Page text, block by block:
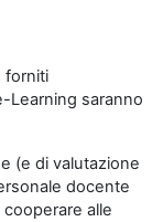
forniti
Learning saranno
(e di valutazione
docente
alle